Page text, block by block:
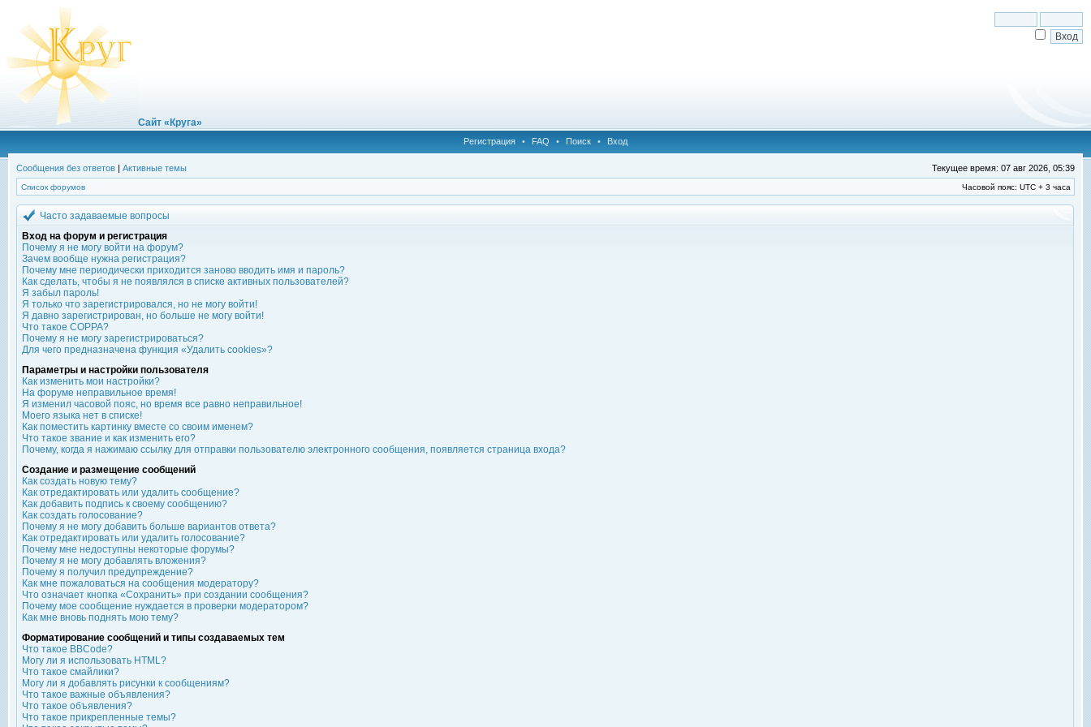
Сайт «Круга»
Регистрация • FAQ • Поиск • Вход
Сообщения без ответов | Активные темы Текущее время: 07 авг 2026, 05:39
Список форумов Часовой пояс: UTC + 3 часа
Часто задаваемые вопросы
Вход на форум и регистрация
Почему я не могу войти на форум?
Зачем вообще нужна регистрация?
Почему мне периодически приходится заново вводить имя и пароль?
Как сделать, чтобы я не появлялся в списке активных пользователей?
Я забыл пароль!
Я только что зарегистрировался, но не могу войти!
Я давно зарегистрирован, но больше не могу войти!
Что такое COPPA?
Почему я не могу зарегистрироваться?
Для чего предназначена функция «Удалить cookies»?
Параметры и настройки пользователя
Как изменить мои настройки?
На форуме неправильное время!
Я изменил часовой пояс, но время все равно неправильное!
Моего языка нет в списке!
Как поместить картинку вместе со своим именем?
Что такое звание и как изменить его?
Почему, когда я нажимаю ссылку для отправки пользователю электронного сообщения, появляется страница входа?
Создание и размещение сообщений
Как создать новую тему?
Как отредактировать или удалить сообщение?
Как добавить подпись к своему сообщению?
Как создать голосование?
Почему я не могу добавить больше вариантов ответа?
Как отредактировать или удалить голосование?
Почему мне недоступны некоторые форумы?
Почему я не могу добавлять вложения?
Почему я получил предупреждение?
Как мне пожаловаться на сообщения модератору?
Что означает кнопка «Сохранить» при создании сообщения?
Почему мое сообщение нуждается в проверки модератором?
Как мне вновь поднять мою тему?
Форматирование сообщений и типы создаваемых тем
Что такое BBCode?
Могу ли я использовать HTML?
Что такое смайлики?
Могу ли я добавлять рисунки к сообщениям?
Что такое важные объявления?
Что такое объявления?
Что такое прикрепленные темы?